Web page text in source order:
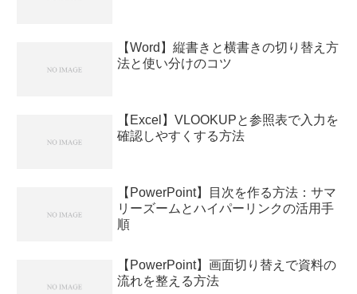
【Word】縦書きと横書きの切り替え方
法と使い分けのコツ
【Excel】VLOOKUPと参照表で入力を
確認しやすくする方法
【PowerPoint】目次を作る方法：サマ
リーズームとハイパーリンクの活用手
順
【PowerPoint】画面切り替えで資料の
流れを整える方法